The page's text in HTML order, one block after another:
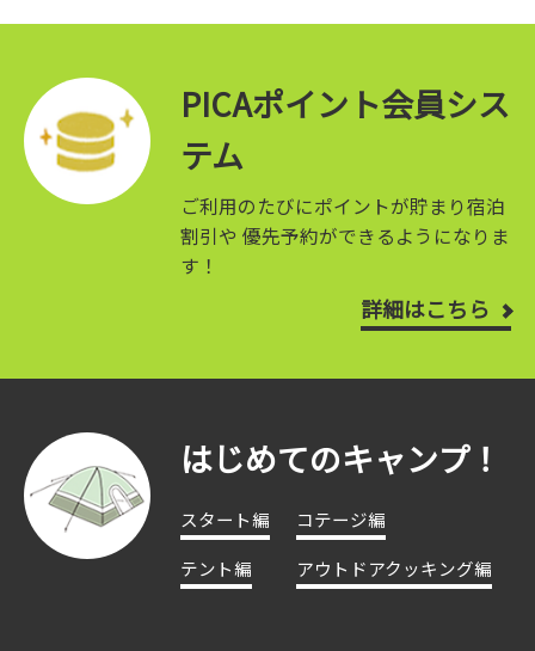
PICAポイント会員シス
テム
ご利用のたびにポイントが貯まり宿泊
割引や 優先予約ができるようになりま
す！
詳細はこちら
はじめてのキャンプ！
スタート編
コテージ編
テント編
アウトドアクッキング編